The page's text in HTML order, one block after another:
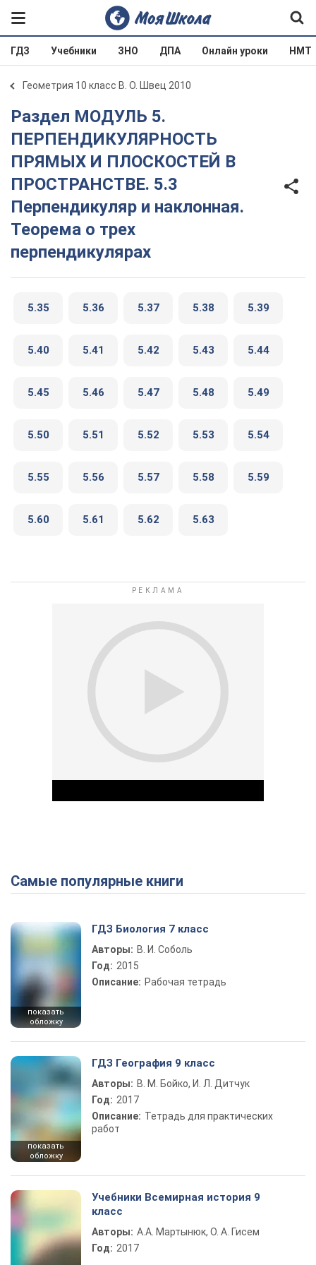
ГДЗ Учебники ЗНО ДПА Онлайн уроки НМТ
Геометрия 10 класс В. О. Швец 2010
Раздел МОДУЛЬ 5.
ПЕРПЕНДИКУЛЯРНОСТЬ
ПРЯМЫХ И ПЛОСКОСТЕЙ В
ПРОСТРАНСТВЕ. 5.3
Перпендикуляр и наклонная.
Теорема о трех
перпендикулярах
5.35 5.36 5.37 5.38 5.39
5.40 5.41 5.42 5.43 5.44
5.45 5.46 5.47 5.48 5.49
5.50 5.51 5.52 5.53 5.54
5.55 5.56 5.57 5.58 5.59
5.60 5.61 5.62 5.63
Play Video
Самые популярные книги
показать
обложку
ГДЗ Биология 7 класс
Авторы: В. И. Соболь
Год: 2015
Описание: Рабочая тетрадь
показать
обложку
ГДЗ География 9 класс
Авторы: В. М. Бойко, И. Л. Дитчук
Год: 2017
Описание: Тетрадь для практических
работ
Учебники Всемирная история 9
класс
Авторы: А.А. Мартынюк, О. А. Гисем
Год: 2017